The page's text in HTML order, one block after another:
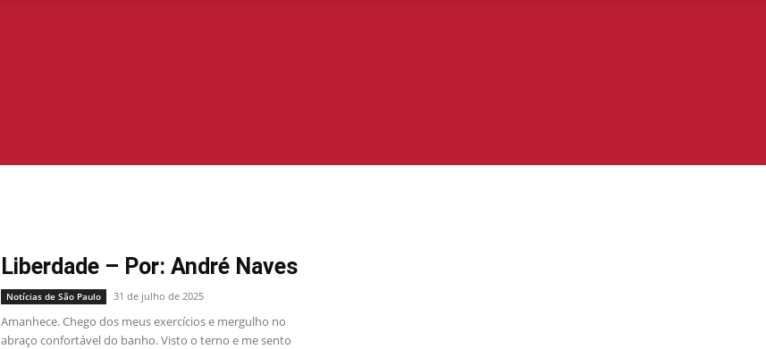
Liberdade – Por: André Naves
Notícias de São Paulo 31 de julho de 2025
Amanhece. Chego dos meus exercícios e mergulho no
abraço confortável do banho. Visto o terno e me sento